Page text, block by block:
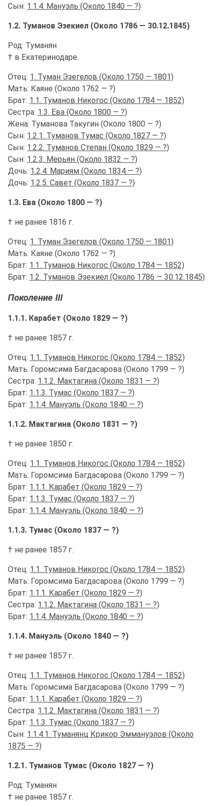
Сын: 1.1.4. Мануэль (Около 1840 — ?)
1.2. Туманов Эзекиел (Около 1786 — 30.12.1845)
Род: Туманян
† в Екатеринодаре.
Отец: 1. Туман Эзегелов (Около 1750 — 1801)
Мать: Каяне (Около 1762 — ?)
Брат: 1.1. Туманов Никогос (Около 1784 — 1852)
Сестра: 1.3. Ева (Около 1800 — ?)
Жена: Туманова Такугин (Около 1800 — ?)
Сын: 1.2.1. Туманов Тумас (Около 1827 — ?)
Сын: 1.2.2. Туманов Степан (Около 1829 — ?)
Сын: 1.2.3. Мерьян (Около 1832 — ?)
Дочь: 1.2.4. Мариям (Около 1834 — ?)
Дочь: 1.2.5. Савет (Около 1837 — ?)
1.3. Ева (Около 1800 — ?)
† не ранее 1816 г.
Отец: 1. Туман Эзегелов (Около 1750 — 1801)
Мать: Каяне (Около 1762 — ?)
Брат: 1.1. Туманов Никогос (Около 1784 — 1852)
Брат: 1.2. Туманов Эзекиел (Около 1786 — 30.12.1845)
Поколение III
1.1.1. Карабет (Около 1829 — ?)
† не ранее 1857 г.
Отец: 1.1. Туманов Никогос (Около 1784 — 1852)
Мать: Горомсима Багдасарова (Около 1799 — ?)
Сестра: 1.1.2. Мактагина (Около 1831 — ?)
Брат: 1.1.3. Тумас (Около 1837 — ?)
Брат: 1.1.4. Мануэль (Около 1840 — ?)
1.1.2. Мактагина (Около 1831 — ?)
† не ранее 1850 г.
Отец: 1.1. Туманов Никогос (Около 1784 — 1852)
Мать: Горомсима Багдасарова (Около 1799 — ?)
Брат: 1.1.1. Карабет (Около 1829 — ?)
Брат: 1.1.3. Тумас (Около 1837 — ?)
Брат: 1.1.4. Мануэль (Около 1840 — ?)
1.1.3. Тумас (Около 1837 — ?)
† не ранее 1857 г.
Отец: 1.1. Туманов Никогос (Около 1784 — 1852)
Мать: Горомсима Багдасарова (Около 1799 — ?)
Брат: 1.1.1. Карабет (Около 1829 — ?)
Сестра: 1.1.2. Мактагина (Около 1831 — ?)
Брат: 1.1.4. Мануэль (Около 1840 — ?)
1.1.4. Мануэль (Около 1840 — ?)
† не ранее 1857 г.
Отец: 1.1. Туманов Никогос (Около 1784 — 1852)
Мать: Горомсима Багдасарова (Около 1799 — ?)
Брат: 1.1.1. Карабет (Около 1829 — ?)
Сестра: 1.1.2. Мактагина (Около 1831 — ?)
Брат: 1.1.3. Тумас (Около 1837 — ?)
Сын: 1.1.4.1. Туманянц Крикор Эммануэлов (Около
1875 — ?)
1.2.1. Туманов Тумас (Около 1827 — ?)
Род: Туманян
† не ранее 1857 г.